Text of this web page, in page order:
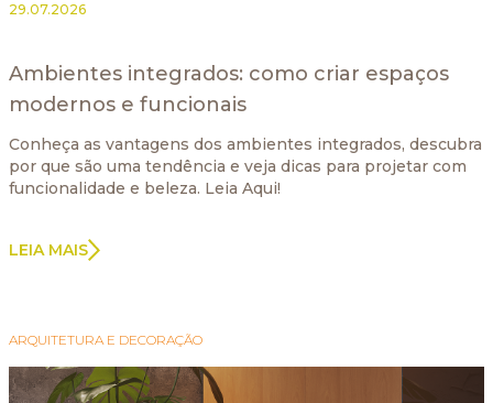
29.07.2026
Ambientes integrados: como criar espaços
modernos e funcionais
Conheça as vantagens dos ambientes integrados, descubra
por que são uma tendência e veja dicas para projetar com
funcionalidade e beleza. Leia Aqui!
LEIA MAIS
ARQUITETURA E DECORAÇÃO